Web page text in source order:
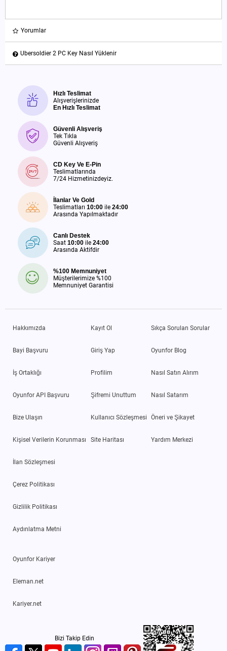
Yorumlar
Ubersoldier 2 PC Key Nasıl Yüklenir
Hızlı Teslimat
Alışverişlerinizde
En Hızlı Teslimat
Güvenli Alışveriş
Tek Tıkla
Güvenli Alışveriş
CD Key Ve E-Pin
Teslimatlarında
7/24 Hizmetinizdeyiz.
İlanlar Ve Gold
Teslimatları 10:00 ile 24:00
Arasında Yapılmaktadır
Canlı Destek
Saat 10:00 ile 24:00
Arasında Aktifdir
%100 Memnuniyet
Müşterilerimize %100
Memnuniyet Garantisi
Hakkımızda
Bayi Başvuru
İş Ortaklığı
Oyunfor API Başvuru
Bize Ulaşın
Kişisel Verilerin Korunması
İlan Sözleşmesi
Çerez Politikası
Gizlilik Politikası
Aydınlatma Metni
Kayıt Ol
Giriş Yap
Profilim
Şifremi Unuttum
Kullanıcı Sözleşmesi
Site Haritası
Sıkça Sorulan Sorular
Oyunfor Blog
Nasıl Satın Alırım
Nasıl Satarım
Öneri ve Şikayet
Yardım Merkezi
Oyunfor Kariyer
Eleman.net
Kariyer.net
Bizi Takip Edin